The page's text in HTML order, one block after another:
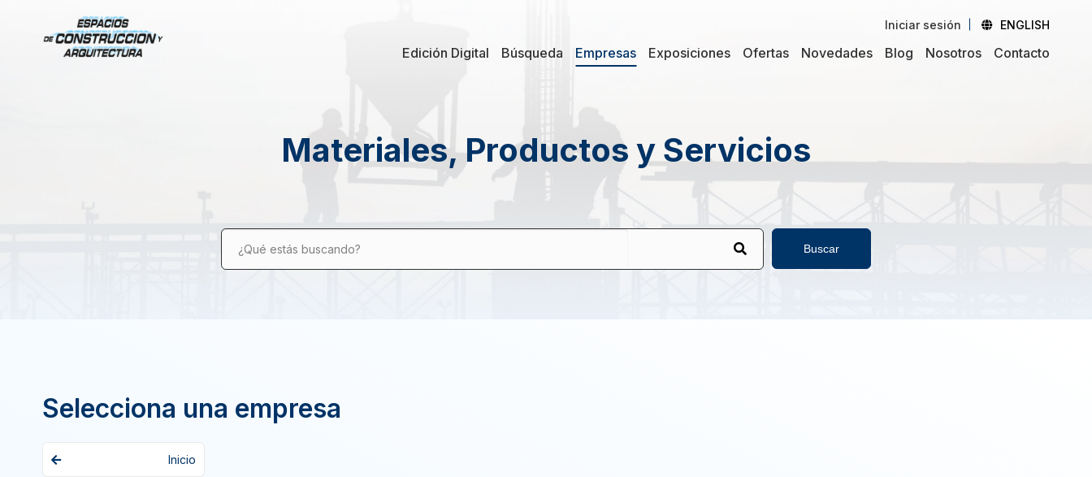
Iniciar sesión ENGLISH
Edición Digital Búsqueda Empresas Exposiciones Ofertas Novedades Blog Nosotros Contacto
Materiales, Productos y Servicios
¿Qué estás buscando? Buscar
Selecciona una empresa
Inicio